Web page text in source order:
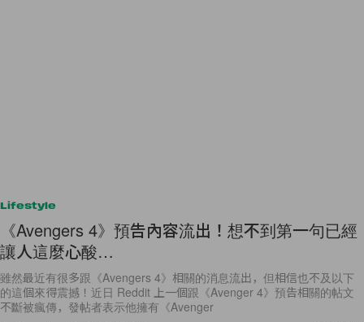
Lifestyle
《Avengers 4》預告內容流出！想不到第一句已經
讓人這麼心酸…
雖然最近有很多跟《Avengers 4》相關的消息流出，但相信也不及以下
的這個來得震撼！近日 Reddit 上一個跟《Avenger 4》預告相關的帖文
不斷被瘋傳，發帖者表示他擁有《Avenger